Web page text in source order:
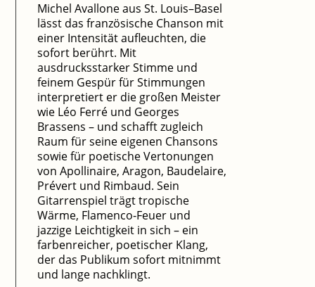
Michel Avallone aus St. Louis–Basel
lässt das französische Chanson mit
einer Intensität aufleuchten, die
sofort berührt. Mit
ausdrucksstarker Stimme und
feinem Gespür für Stimmungen
interpretiert er die großen Meister
wie Léo Ferré und Georges
Brassens – und schafft zugleich
Raum für seine eigenen Chansons
sowie für poetische Vertonungen
von Apollinaire, Aragon, Baudelaire,
Prévert und Rimbaud. Sein
Gitarrenspiel trägt tropische
Wärme, Flamenco‑Feuer und
jazzige Leichtigkeit in sich – ein
farbenreicher, poetischer Klang,
der das Publikum sofort mitnimmt
und lange nachklingt.